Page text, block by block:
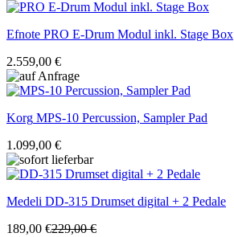
Efnote PRO E-Drum Modul inkl. Stage Box
2.559,00 €
Korg MPS-10 Percussion, Sampler Pad
1.099,00 €
Medeli DD-315 Drumset digital + 2 Pedale
189,00 €229,00 €